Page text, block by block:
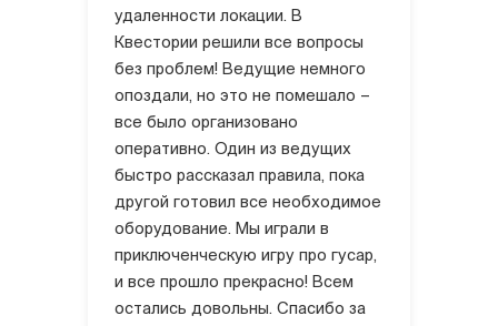
удаленности локации. В
Квестории решили все вопросы
без проблем! Ведущие немного
опоздали, но это не помешало –
все было организовано
оперативно. Один из ведущих
быстро рассказал правила, пока
другой готовил все необходимое
оборудование. Мы играли в
приключенческую игру про гусар,
и все прошло прекрасно! Всем
остались довольны. Спасибо за